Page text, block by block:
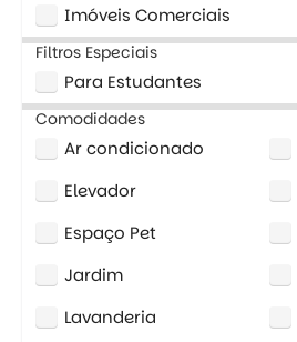
Imóveis Comerciais
Filtros Especiais
Para Estudantes
Comodidades
Ar condicionado
Elevador
Espaço Pet
Jardim
Lavanderia